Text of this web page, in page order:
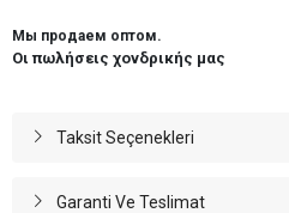
Мы продаем оптом.
Οι πωλήσεις χονδρικής μας
Taksit Seçenekleri
Garanti Ve Teslimat